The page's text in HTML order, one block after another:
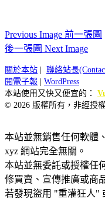
Previous Image 前一張圖
後一張圖 Next Image
關於本站 聯絡站長
閱電子報
WordPress
本站使用又快又便宜的：
© 2026 版權所有，非經授
本站並無銷售任何軟體
xyz 網站完全無關。
本站並無委託或授權任
修買賣、宣傳推廣或商
若發現盜用 "重灌狂人"